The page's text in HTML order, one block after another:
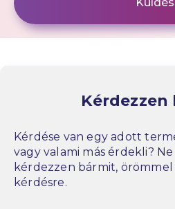
Kérdése van egy adott
vagy valami más érdekli?
kérdezzen bármit,
kérdésre.